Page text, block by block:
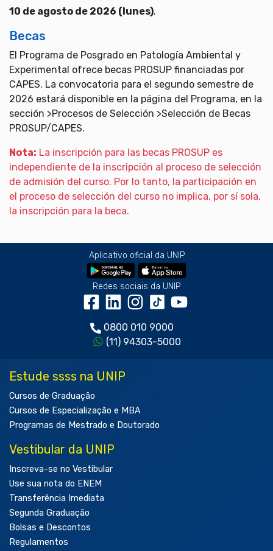
10 de agosto de 2026 (lunes).
Becas
El Programa de Posgrado en Patología Ambiental y
Experimental ofrece becas PROSUP financiadas por
CAPES. La convocatoria para el segundo semestre de
2026 estará disponible en la página del Programa, en la
sección >Procesos de Selección >Selección de Becas
PROSUP/CAPES.
Nota: La inscripción para las becas PROSUP es
independiente de la inscripción al proceso de selección
de admisión del curso. Por lo tanto, la participación en
el proceso de selección del curso no implica, por sí sola,
la inscripción para la beca.
Aplicativo oficial da UNIP
Redes sociais da UNIP
0800 010 9000
(11) 94303-5000
Estude ssss na UNIP
Cursos de Graduação
Cursos de Especialização e MBA
Programas de Mestrado e Doutorado
Vestibular da UNIP
Inscreva-se no Vestibular
Use sua nota do ENEM
Transferência Imediata
Segunda Graduação
Bolsas e Descontos
Regulamentos